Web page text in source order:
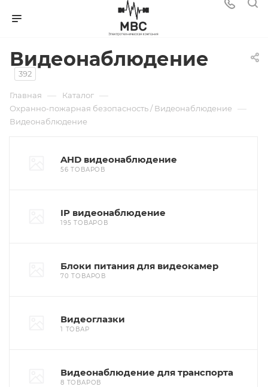
Видеонаблюдение
392
Главная — Каталог —
Охранно-пожарная безопасность / Видеонаблюдение —
Видеонаблюдение
AHD видеонаблюдение
56 ТОВАРОВ
IP видеонаблюдение
195 ТОВАРОВ
Блоки питания для видеокамер
70 ТОВАРОВ
Видеоглазки
1 ТОВАР
Видеонаблюдение для транспорта
8 ТОВАРОВ